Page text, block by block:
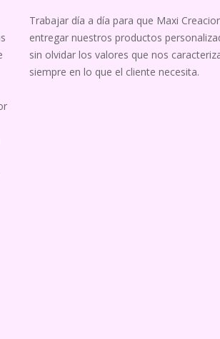
Trabajar día a día para que Maxi
entregar nuestros productos
sin olvidar los valores que nos
siempre en lo que el cliente necesita.